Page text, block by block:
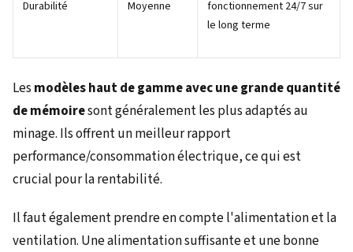
Durabilité Moyenne
fonctionnement 24/7 sur
le long terme
Les modèles haut de gamme avec une grande quantité
de mémoiresont généralement les plus adaptés au
minage. Ils offrent un meilleur rapport
performance/consommation électrique, ce qui est
crucial pour la rentabilité.
Il faut également prendre en compte l'alimentation et la
ventilation. Une alimentation suffisante et une bonne